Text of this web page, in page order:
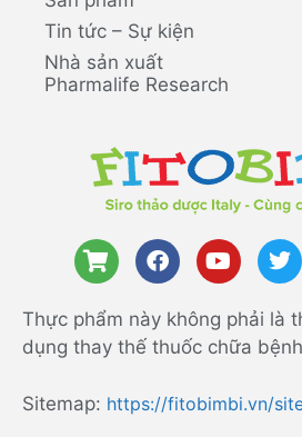
Tin tức – Sự kiện
Nhà sản xuất
Pharmalife Research
Thực phẩm này không phải là
dụng thay thế thuốc chữa
Sitemap: https://fitobimbi.vn/